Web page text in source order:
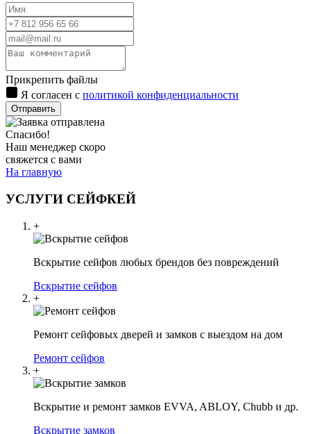
Прикрепить файлы
Я согласен с политикой конфиденциальности
Отправить
Спасибо!
Наш менеджер скоро
свяжется с вами
На главную
УСЛУГИ СЕЙФКЕЙ
+
Вскрытие сейфов любых брендов без повреждений
Вскрытие сейфов
+
Ремонт сейфовых дверей и замков с выездом на дом
Ремонт сейфов
+
Вскрытие и ремонт замков EVVA, ABLOY, Chubb и др.
Вскрытие замков